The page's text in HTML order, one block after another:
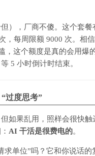
），厂商不傻。这个套餐
，每周限额 9000 次。相信
，这个额度是真的会用爆的
5 小时倒计时结束。
过度思考”
如果乱用，照样会很快触
AI 干活是很费电的。
求单位”吗？它和你说话的